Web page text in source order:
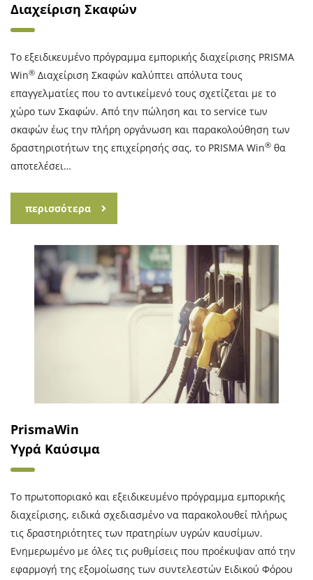
Διαχείριση Σκαφών
Το εξειδικευμένο πρόγραμμα εμπορικής διαχείρισης PRISMA
Win® Διαχείριση Σκαφών καλύπτει απόλυτα τους
επαγγελματίες που το αντικείμενό τους σχετίζεται με το
χώρο των Σκαφών. Από την πώληση και το service των
σκαφών έως την πλήρη οργάνωση και παρακολούθηση των
δραστηριοτήτων της επιχείρησής σας, το PRISMA Win® θα
αποτελέσει…
περισσότερα
PrismaWin
Υγρά Καύσιμα
Το πρωτοποριακό και εξειδικευμένο πρόγραμμα εμπορικής
διαχείρισης, ειδικά σχεδιασμένο να παρακολουθεί πλήρως
τις δραστηριότητες των πρατηρίων υγρών καυσίμων.
Ενημερωμένο με όλες τις ρυθμίσεις που προέκυψαν από την
εφαρμογή της εξομοίωσης των συντελεστών Ειδικού Φόρου